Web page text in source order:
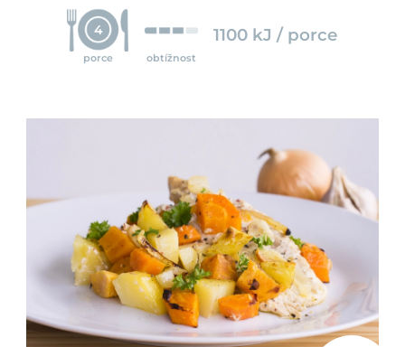
4
porce obtížnost
1100 kJ / porce